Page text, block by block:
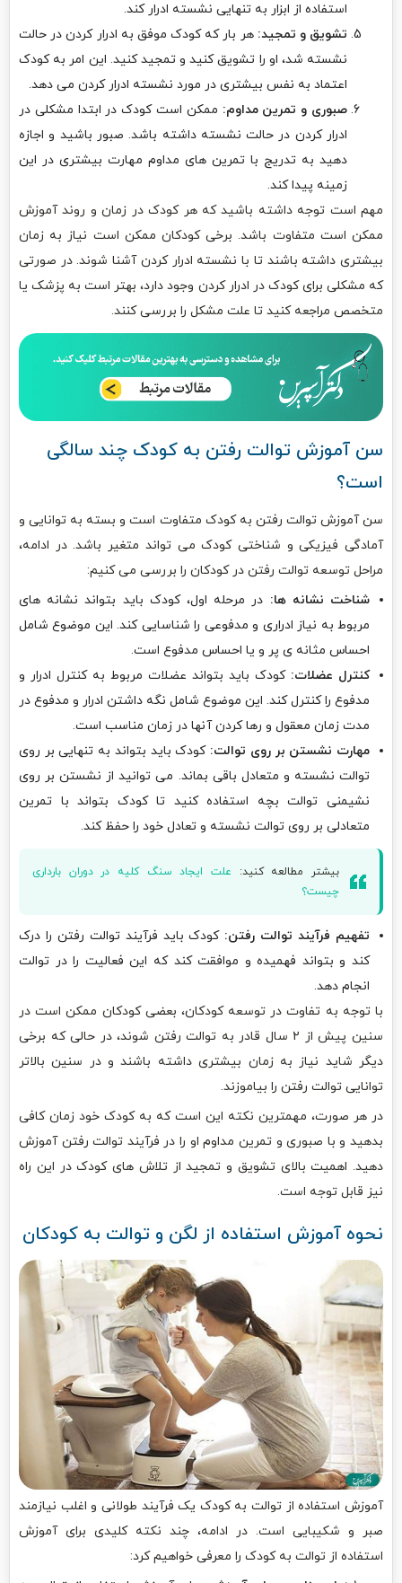
استفاده از ابزار به تنهایی نشسته ادرار کند.
تشویق و تمجید: هر بار که کودک موفق به ادرار کردن در حالت
نشسته شد، او را تشویق کنید و تمجید کنید. این امر به کودک
اعتماد به نفس بیشتری در مورد نشسته ادرار کردن می دهد.
صبوری و تمرین مداوم: ممکن است کودک در ابتدا مشکلی در
ادرار کردن در حالت نشسته داشته باشد. صبور باشید و اجازه
دهید به تدریج با تمرین های مداوم مهارت بیشتری در این
زمینه پیدا کند.
مهم است توجه داشته باشید که هر کودک در زمان و روند آموزش
ممکن است متفاوت باشد. برخی کودکان ممکن است نیاز به زمان
بیشتری داشته باشند تا با نشسته ادرار کردن آشنا شوند. در صورتی
که مشکلی برای کودک در ادرار کردن وجود دارد، بهتر است به پزشک یا
متخصص مراجعه کنید تا علت مشکل را بررسی کنند.
سن آموزش توالت رفتن به کودک چند سالگی
است؟
سن آموزش توالت رفتن به کودک متفاوت است و بسته به توانایی و
آمادگی فیزیکی و شناختی کودک می تواند متغیر باشد. در ادامه،
مراحل توسعه توالت رفتن در کودکان را بررسی می کنیم:
شناخت نشانه ها: در مرحله اول، کودک باید بتواند نشانه های
مربوط به نیاز ادراری و مدفوعی را شناسایی کند. این موضوع شامل
احساس مثانه ی پر و یا احساس مدفوع است.
کنترل عضلات: کودک باید بتواند عضلات مربوط به کنترل ادرار و
مدفوع را کنترل کند. این موضوع شامل نگه داشتن ادرار و مدفوع در
مدت زمان معقول و رها کردن آنها در زمان مناسب است.
مهارت نشستن بر روی توالت: کودک باید بتواند به تنهایی بر روی
توالت نشسته و متعادل باقی بماند. می توانید از نشستن بر روی
نشیمنی توالت بچه استفاده کنید تا کودک بتواند با تمرین
متعادلی بر روی توالت نشسته و تعادل خود را حفظ کند.
بیشتر مطالعه کنید: علت ایجاد سنگ کلیه در دوران بارداری
چیست؟
تفهیم فرآیند توالت رفتن: کودک باید فرآیند توالت رفتن را درک
کند و بتواند فهمیده و موافقت کند که این فعالیت را در توالت
انجام دهد.
با توجه به تفاوت در توسعه کودکان، بعضی کودکان ممکن است در
سنین پیش از ۲ سال قادر به توالت رفتن شوند، در حالی که برخی
دیگر شاید نیاز به زمان بیشتری داشته باشند و در سنین بالاتر
توانایی توالت رفتن را بیاموزند.
در هر صورت، مهمترین نکته این است که به کودک خود زمان کافی
بدهید و با صبوری و تمرین مداوم او را در فرآیند توالت رفتن آموزش
دهید. اهمیت بالای تشویق و تمجید از تلاش های کودک در این راه
نیز قابل توجه است.
نحوه آموزش استفاده از لگن و توالت به کودکان
آموزش استفاده از توالت به کودک یک فرآیند طولانی و اغلب نیازمند
صبر و شکیبایی است. در ادامه، چند نکته کلیدی برای آموزش
استفاده از توالت به کودک را معرفی خواهیم کرد: